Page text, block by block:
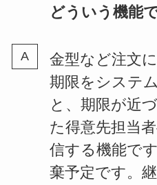
どういう機能
金型など注文
期限をシステ
と、期限が近
た得意先担当
信する機能で
棄予定です。